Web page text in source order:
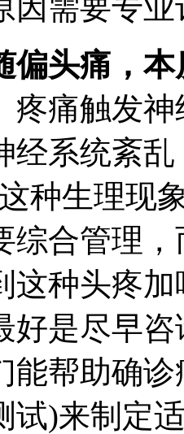
因需要专
偏头痛，
疼痛触发
经系统紊
种生理现
综合管理
这种头疼
是尽早咨
能帮助确
试)来制定